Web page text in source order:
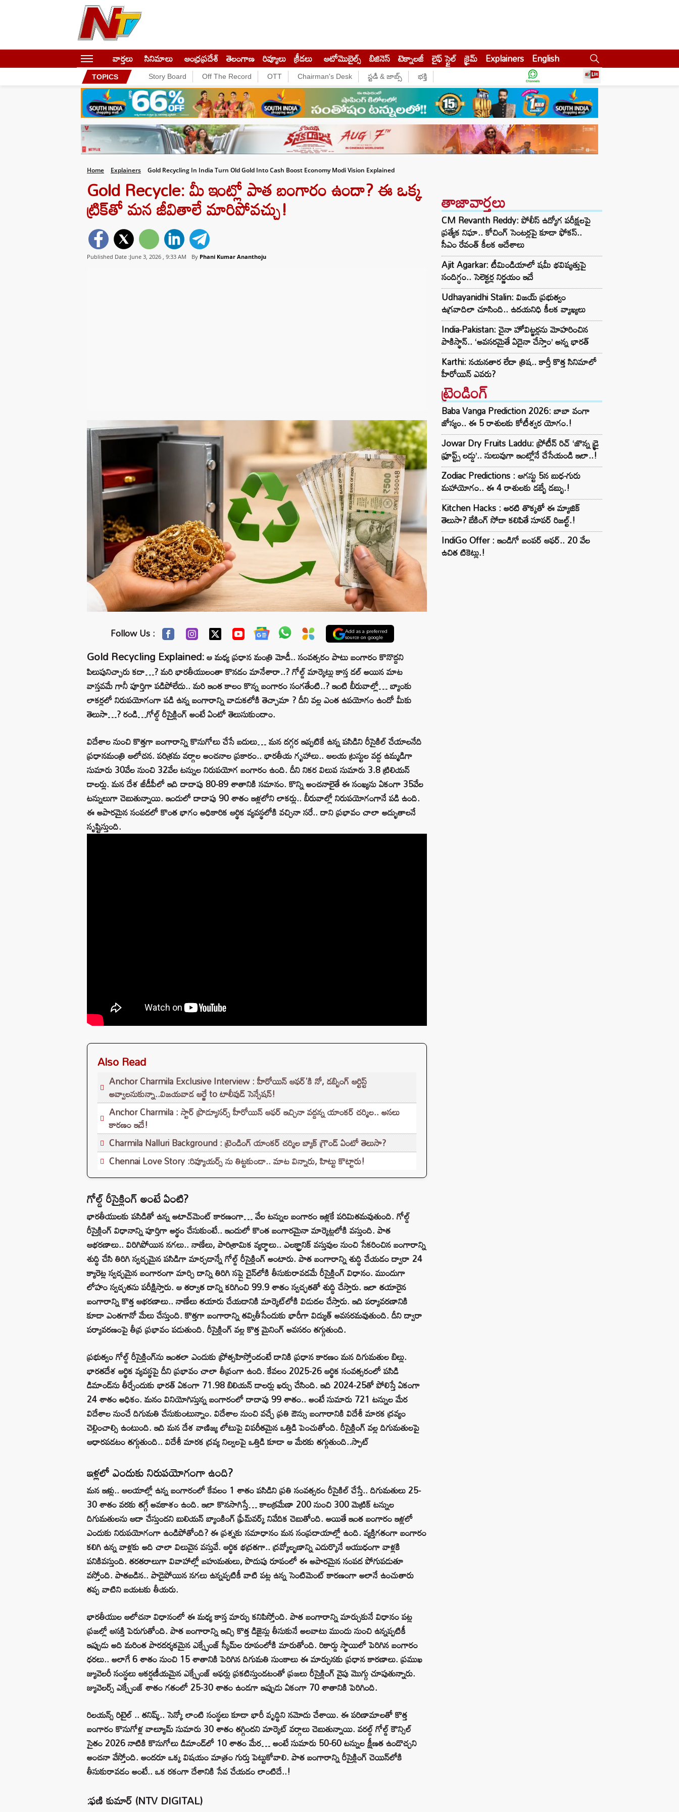
వార్తలు సినిమాలు ఆంధ్రప్రదేశ్ తెలంగాణ రివ్యూలు క్రీడలు ఆటోమొబైల్స్ బిజినెస్‌ టెక్నాలజీ లైఫ్ స్టైల్ క్రైమ్ Explainers English
TOPICS Story Board Off The Record OTT Chairman's Desk స్టడీ & జాబ్స్ భక్తి
Home Explainers Gold Recycling In India Turn Old Gold Into Cash Boost Economy Modi Vision Explained
Gold Recycle: మీ ఇంట్లో పాత బంగారం ఉందా? ఈ ఒక్క
ట్రిక్‌తో మన జీవితాలే మారిపోవచ్చు!
Published Date :June 3, 2026 , 9:33 AM By Phani Kumar Ananthoju
Follow Us : Add as a preferred
source on google
Gold Recycling Explained:ఆ మధ్య ప్రధాన మంత్రి మోడీ.. సంవత్సరం పాటు బంగారం కొనొద్దని
పిలుపునిచ్చారు కదా…? మరి భారతీయులంతా కొనడం మానేశారా..? గోల్డ్ మార్కెట్లు కాస్త డల్ అయిన మాట
వాస్తవమే గానీ పూర్తిగా పడిపోలేదు.. మరి ఇంత కాలం కొన్న బంగారం సంగతేంటి..? ఇంటి బీరువాల్లో… బ్యాంకు
లాకర్లలో నిరుపయోగంగా పడి ఉన్న బంగారాన్ని వాడుకలోకి తెచ్చామా ? దీని వల్ల ఎంత ఉపయోగం ఉందో మీకు
తెలుసా…? రండి…గోల్డ్ రీసైక్లింగ్ అంటే ఏంటో తెలుసుకుందాం.
విదేశాల నుంచి కొత్తగా బంగారాన్ని కొనుగోలు చేసే బదులు… మన దగ్గర ఇప్పటికే ఉన్న పసిడిని రీసైకిల్ చేయాలనేది
ప్రధానమంత్రి ఆలోచన. పరిశ్రమ వర్గాల అంచనాల ప్రకారం.. భారతీయ గృహాలు.. ఆలయ ట్రస్టుల వద్ద ఉమ్మడిగా
సుమారు 30వేల నుంచి 32వేల టన్నుల నిరుపయోగ బంగారం ఉంది. దీని నికర విలువ సుమారు 3.8 ట్రిలియన్
డాలర్లు. మన దేశ జీడీపీలో ఇది దాదాపు 80-89 శాతానికి సమానం. కొన్ని అంచనాలైతే ఈ సంఖ్యను ఏకంగా 35వేల
టన్నులుగా చెబుతున్నాయి. ఇందులో దాదాపు 90 శాతం ఇళ్లలోని లాకర్లు.. బీరువాల్లో నిరుపయోగంగానే పడి ఉంది.
ఈ అపారమైన సంపదలో కొంత భాగం అధికారిక ఆర్థిక వ్యవస్థలోకి వచ్చినా సరే.. దాని ప్రభావం చాలా అద్భుతాలనే
సృష్టిస్తుంది.
Also Read
Anchor Charmila Exclusive Interview : హీరోయిన్ ఆఫర్'కి నో, డబ్బింగ్ ఆర్టిస్ట్
అవ్వాలనుకున్నా..విజయవాడ ఆర్జే to టాలీవుడ్ సెన్సేషన్!
Anchor Charmila : స్టార్ ప్రొడ్యూసర్స్ హీరోయిన్ ఆఫర్ ఇచ్చినా వద్దన్న యాంకర్ చర్మిల.. అసలు
కారణం ఇదే!
Charmila Nalluri Background : ట్రెండింగ్ యాంకర్ చర్మిల బ్యాక్ గ్రౌండ్ ఏంటో తెలుసా?
Chennai Love Story :రివ్యూయర్స్ ను తిట్టకుండా.. మాట విన్నారు, హిట్టు కొట్టారు!
గోల్డ్‌ రీసైక్లింగ్ అంటే ఏంటి?
భారతీయులకు పసిడితో ఉన్న అటాచ్‌మెంట్ కారణంగా… వేల టన్నుల బంగారం ఇళ్లకే పరిమితమవుతుంది. గోల్డ్
రీసైక్లింగ్ విధానాన్ని పూర్తిగా అర్థం చేసుకుంటే.. ఇందులో కొంత బంగారమైనా మార్కెట్లలోకి వస్తుంది. పాత
ఆభరణాలు.. విరిగిపోయిన నగలు.. నాణేలు, పారిశ్రామిక వ్యర్థాలు.. ఎలక్ట్రానిక్ వస్తువుల నుంచి సేకరించిన బంగారాన్ని
శుద్ధి చేసి తిరిగి స్వచ్ఛమైన పసిడిగా మార్చడాన్నే గోల్డ్ రీసైక్లింగ్ అంటారు. పాత బంగారాన్ని శుద్ధి చేయడం ద్వారా 24
క్యారెట్ల స్వచ్ఛమైన బంగారంగా మార్చి దాన్ని తిరిగి సప్లై చైన్‌లోకి తీసుకురావడమే రీసైక్లింగ్ విధానం. ముందుగా
లోహం స్వచ్ఛతను పరీక్షిస్తారు. ఆ తర్వాత దాన్ని కరిగించి 99.9 శాతం స్వచ్ఛతతో శుద్ధి చేస్తారు. ఇలా తయారైన
బంగారాన్ని కొత్త ఆభరణాలు.. నాణేలు తయారు చేయడానికి మార్కెట్‌లోకి విడుదల చేస్తారు. ఇది పర్యావరణానికి
కూడా ఎంతగానో మేలు చేస్తుంది. కొత్తగా బంగారాన్ని తవ్వితీసేందుకు భారీగా విద్యుత్ అవసరమవుతుంది. దీని ద్వారా
పర్యావరణంపై తీవ్ర ప్రభావం పడుతుంది. రీసైక్లింగ్ వల్ల కొత్త మైనింగ్ అవసరం తగ్గుతుంది.
ప్రభుత్వం గోల్డ్ రీసైక్లింగ్‌ను ఇంతలా ఎందుకు ప్రోత్సహిస్తోందంటే దానికి ప్రధాన కారణం మన దిగుమతుల బిల్లు.
భారతదేశ ఆర్థిక వ్యవస్థపై దీని ప్రభావం చాలా తీవ్రంగా ఉంది. కేవలం 2025-26 ఆర్థిక సంవత్సరంలో పసిడి
డిమాండ్‌ను తీర్చేందుకు భారత్ ఏకంగా 71.98 బిలియన్ డాలర్లు ఖర్చు చేసింది. ఇది 2024-25తో పోలిస్తే ఏకంగా
24 శాతం అధికం. మనం వినియోగిస్తున్న బంగారంలో దాదాపు 99 శాతం.. అంటే సుమారు 721 టన్నుల మేర
విదేశాల నుంచే దిగుమతి చేసుకుంటున్నాం. విదేశాల నుంచి వచ్చే ప్రతి ఔన్సు బంగారానికి విదేశీ మారక ద్రవ్యం
చెల్లించాల్సి ఉంటుంది. ఇది మన దేశ వాణిజ్య లోటుపై విపరీతమైన ఒత్తిడి పెంచుతోంది. రీసైక్లింగ్ వల్ల దిగుమతులపై
ఆధారపడటం తగ్గుతుంది.. విదేశీ మారక ద్రవ్య నిల్వలపై ఒత్తిడి కూడా ఆ మేరకు తగ్గుతుంది..స్పాట్
ఇళ్లలో ఎందుకు నిరుపయోగంగా ఉంది?
మన ఇళ్లు.. ఆలయాల్లో ఉన్న బంగారంలో కేవలం 1 శాతం పసిడిని ప్రతి సంవత్సరం రీసైకిల్ చేస్తే.. దిగుమతులు 25-
30 శాతం వరకు తగ్గే అవకాశం ఉంది. ఇలా కొనసాగిస్తే… కాలక్రమేణా 200 నుంచి 300 మెట్రిక్ టన్నుల
దిగుమతులను ఆదా చేస్తుందని బులియన్ బ్యాంకింగ్ ఫ్రేమ్‌వర్క్ నివేదిక చెబుతోంది. అయితే ఇంత బంగారం ఇళ్లలో
ఎందుకు నిరుపయోగంగా ఉండిపోతోంది? ఈ ప్రశ్నకు సమాధానం మన సంప్రదాయాల్లో ఉంది. వ్యక్తిగతంగా బంగారం
కలిగి ఉన్న వాళ్లకు అది చాలా విలువైన వస్తువే. ఆర్థిక భద్రతగా.. ద్రవ్యోల్బణాన్ని ఎదుర్కొనే ఆయుధంగా వాళ్లకి
పనికివస్తుంది. తరతరాలుగా వివాహాల్లో బహుమతులు, పొదుపు రూపంలో ఈ అపారమైన సంపద పోగుపడుతూ
వస్తోంది. పాతబడిన.. పాడైపోయిన నగలు ఉన్నప్పటికీ వాటి పట్ల ఉన్న సెంటిమెంట్ కారణంగా అలానే ఉంచుతారు
తప్ప వాటిని బయటకు తీయరు.
భారతీయుల ఆలోచనా విధానంలో ఈ మధ్య కాస్త మార్పు కనిపిస్తోంది. పాత బంగారాన్ని మార్చుకునే విధానం పట్ల
ప్రజల్లో ఆసక్తి పెరుగుతోంది. పాత బంగారాన్ని ఇచ్చి కొత్త డిజైన్లు తీసుకునే అలవాటు ముందు నుంచి ఉన్నప్పటికీ
ఇప్పుడు అది మరింత పారదర్శకమైన ఎక్స్ఛేంజ్ స్కీమ్‌ల రూపంలోకి మారుతోంది. రికార్డు స్థాయిలో పెరిగిన బంగారం
ధరలు.. అలాగే 6 శాతం నుంచి 15 శాతానికి పెరిగిన దిగుమతి సుంకాలు ఈ మార్పునకు ప్రధాన కారణాలు. ప్రముఖ
జ్యువెలరీ సంస్థలు ఆకర్షణీయమైన ఎక్స్ఛేంజ్ ఆఫర్లు ప్రకటిస్తుండటంతో ప్రజలు రీసైక్లింగ్ వైపు మొగ్గు చూపుతున్నారు.
జ్యువెలర్స్ ఎక్స్ఛేంజ్ శాతం గతంలో 25-30 శాతం ఉండగా ఇప్పుడు ఏకంగా 70 శాతానికి పెరిగింది.
రిలయన్స్ రిటైల్ .. తనిష్క్.. సెన్కో లాంటి సంస్థలు కూడా భారీ వృద్ధిని నమోదు చేశాయి. ఈ పరిణామాలతో కొత్త
బంగారం కొనుగోళ్ల వాల్యూమ్ సుమారు 30 శాతం తగ్గిందని మార్కెట్ వర్గాలు చెబుతున్నాయి. వరల్డ్ గోల్డ్ కౌన్సిల్
సైతం 2026 నాటికి కొనుగోలు డిమాండ్‌లో 10 శాతం మేర… అంటే సుమారు 50-60 టన్నుల క్షీణత ఉండొచ్చని
అంచనా వేస్తోంది. అందరూ ఒక్క విషయం మాత్రం గుర్తు పెట్టుకోవాలి. పాత బంగారాన్ని రీసైక్లింగ్ చెయిన్‌లోకి
తీసుకురావడం అంటే.. ఒక రకంగా దేశానికి సేవ చేయడం లాంటిదే..!
:ఫణి కుమార్ (NTV DIGITAL)
తాజావార్తలు
CM Revanth Reddy: పోలీస్ ఉద్యోగ పరీక్షలపై
ప్రత్యేక నిఘా.. కోచింగ్ సెంటర్లపై కూడా ఫోకస్..
సీఎం రేవంత్ కీలక ఆదేశాలు
Ajit Agarkar: టీమిండియాలో షమీ భవిష్యత్తుపై
సందిగ్ధం.. సెలెక్టర్ల నిర్ణయం ఇదే
Udhayanidhi Stalin: విజయ్ ప్రభుత్వం
ఉగ్రవాదిలా చూసింది.. ఉదయనిధి కీలక వ్యాఖ్యలు
India-Pakistan: చైనా హోవిట్జర్లను మోహరించిన
పాకిస్థాన్.. ‘అవసరమైతే ఏదైనా చేస్తాం’ అన్న భారత్
Karthi: నయనతార లేదా త్రిష.. కార్తీ కొత్త సినిమాలో
హీరోయిన్ ఎవరు?
ట్రెండింగ్‌
Baba Vanga Prediction 2026: బాబా వంగా
జోస్యం.. ఈ 5 రాశులకు కోటీశ్వర యోగం.!
Jowar Dry Fruits Laddu: ప్రోటీన్ రిచ్ ‘జొన్న డ్రై
ఫ్రూప్ట్స్ లడ్డు’.. సులువుగా ఇంట్లోనే చేసేయండి ఇలా..!
Zodiac Predictions : ఆగస్టు 5న బుధ-గురు
మహాయోగం.. ఈ 4 రాశులకు డబ్బే డబ్బు.!
Kitchen Hacks : అరటి తొక్కతో ఈ మ్యాజిక్
తెలుసా? బేకింగ్ సోడా కలిపితే సూపర్ రిజల్ట్.!
IndiGo Offer : ఇండిగో బంపర్ ఆఫర్.. 20 వేల
ఉచిత టికెట్లు.!